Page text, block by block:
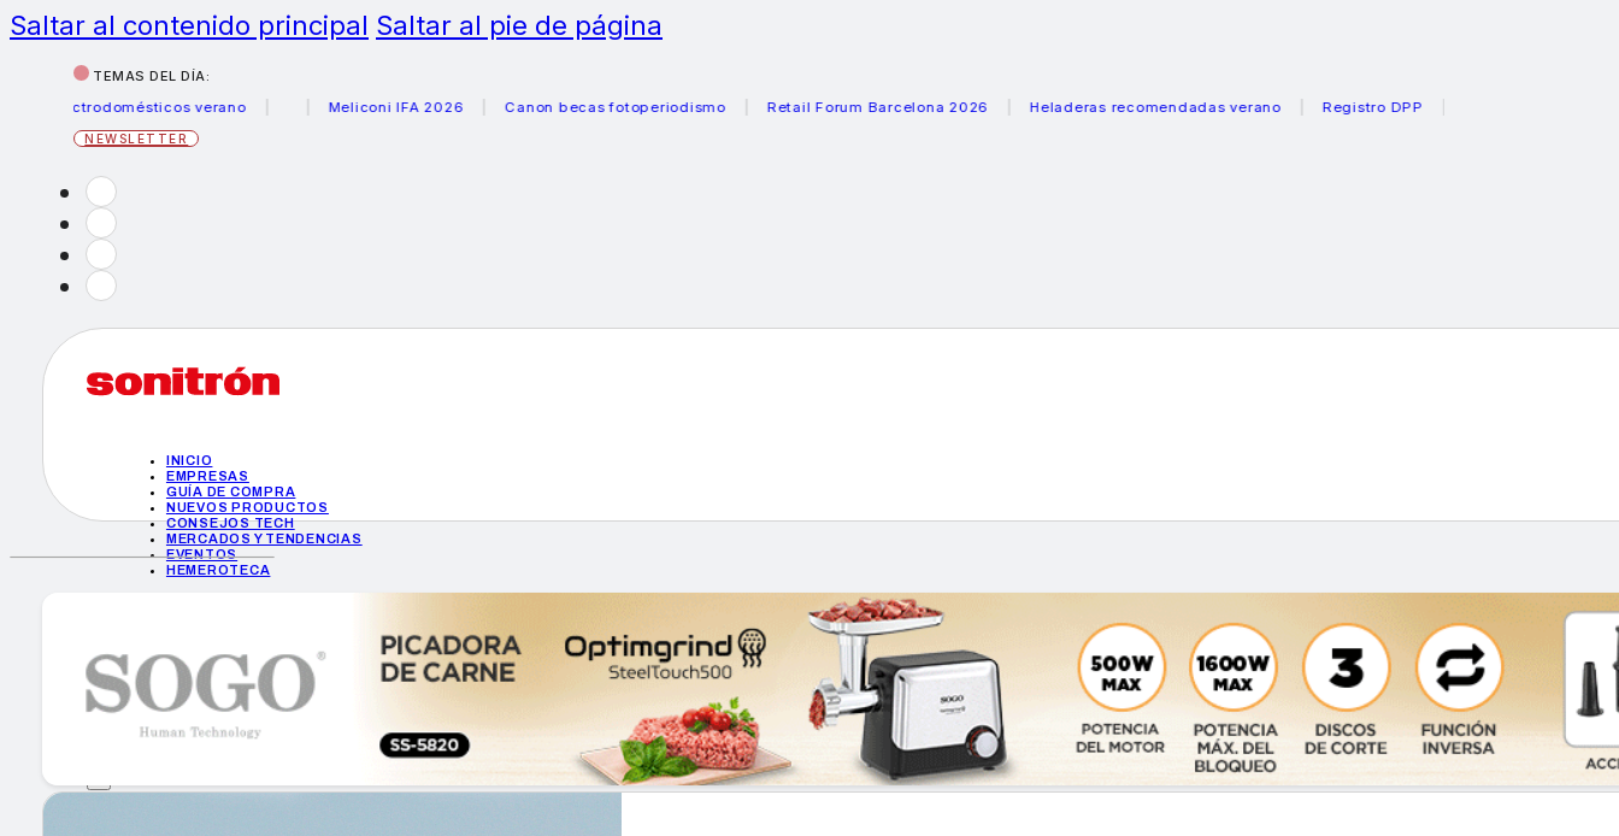
Saltar al contenido principal Saltar al pie de página
TEMAS DEL DÍA:
verano
Meliconi IFA 2026 Canon becas fotoperiodismo Retail Forum Barcelona 2026 Heladeras recomendadas verano Registro DPP
NEWSLETTER
INICIO
EMPRESAS
GUÍA DE COMPRA
NUEVOS PRODUCTOS
CONSEJOS TECH
MERCADOS Y TENDENCIAS
EVENTOS
HEMEROTECA
GUÍA DE COMPRA
NUEVOS PRODUCTOS
CONSEJOS TECH
MERCADOS Y TENDENCIAS
HEMEROTECA